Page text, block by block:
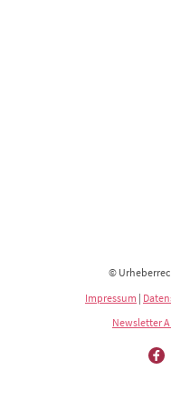
©
Impressum |
Newsletter